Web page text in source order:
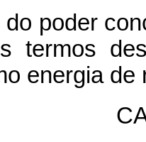
do poder
termos
energia de